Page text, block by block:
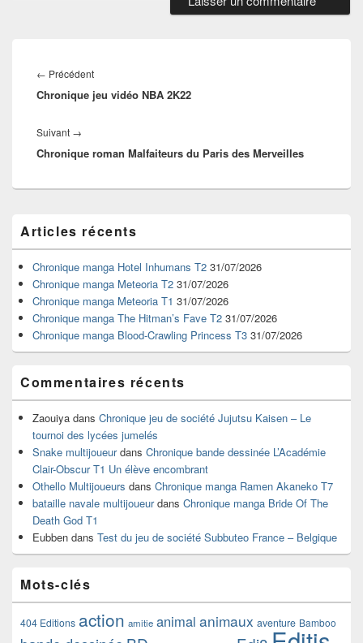
de
l’article
← PrécédentArticle
précédent :
Chronique jeu vidéo NBA 2K22
Suivant →
suivant :
Chronique roman Malfaiteurs du Paris des Merveilles
principale
de
widget
pour
barre
latérale
Articles récents
Chronique manga Hotel Inhumans T2 31/07/2026
Chronique manga Meteoria T2 31/07/2026
Chronique manga Meteoria T1 31/07/2026
Chronique manga The Hitman’s Fave T2 31/07/2026
Chronique manga Blood-Crawling Princess T3 31/07/2026
Commentaires récents
Zaouiya dans Chronique jeu de société Jujutsu Kaisen – Le
tournoi des lycées jumelés
Snake multijoueurdans Chronique bande dessinée L’Académie
Clair-Obscur T1 Un élève encombrant
Othello Multijoueurs dans Chronique manga Ramen Akaneko T7
bataille navale multijoueurdans Chronique manga Bride Of The
Death God T1
Eubben dans Test du jeu de société Subbuteo France – Belgique
Mots-clés
404 Editions action amitie animal animaux aventure Bamboo